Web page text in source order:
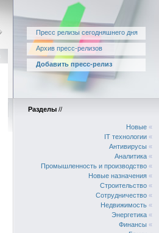
Пресс релизы сегодняшнего дня
Архив пресс-релизов
Добавить пресс-релиз
Разделы //
Новые «
IT технологии «
Антивирусы «
Аналитика «
Промышленность и производство «
Новые назначения «
Строительство «
Сотрудничество «
Недвижимость «
Энергетика «
Финансы «